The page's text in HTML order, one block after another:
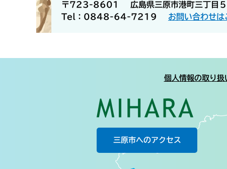
〒723-8601
広島県三原市港町三丁目
Tel：0848-64-7219
お問い合わせは
個人情報の取り扱
三原市へのアクセス